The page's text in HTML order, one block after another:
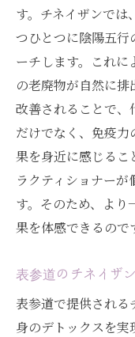
す。チネイザンでは
つひとつに陰陽五行
ーチします。これ
の老廃物が自然に
改善されることで、
だけでなく、免疫
果を身近に感じる
ラクティショナー
す。そのため、より
果を体感できるので
表参道のチネイザ
表参道で提供され
身のデトックスを